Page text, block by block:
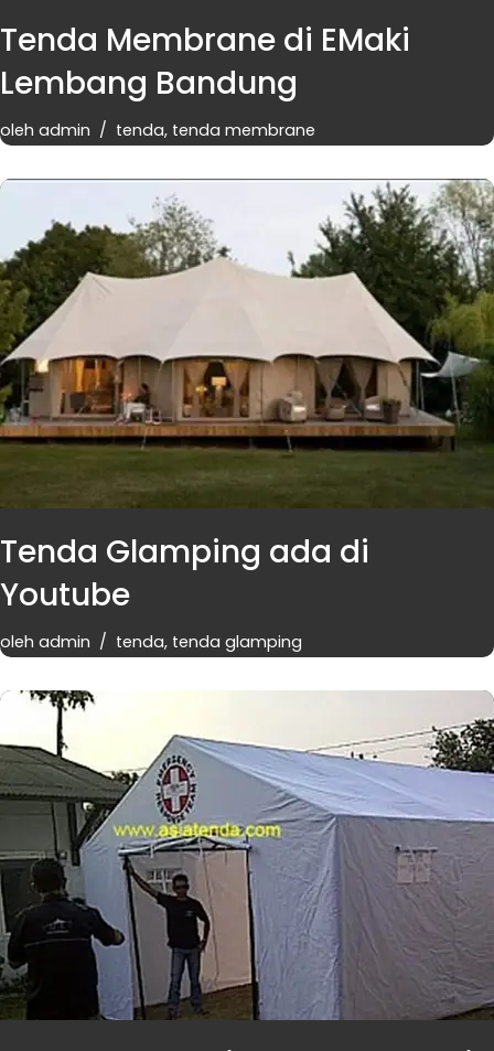
Tenda Membrane di EMaki
Lembang Bandung
oleh admin tenda, tenda membrane
Tenda Glamping ada di
Youtube
oleh admin tenda, tenda glamping